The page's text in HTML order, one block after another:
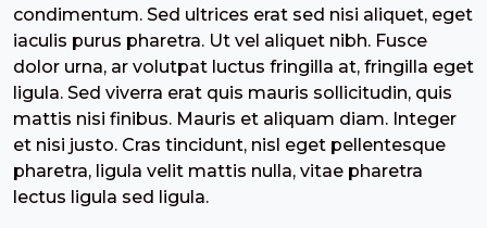
condimentum. Sed ultrices erat sed nisi aliquet, eget
iaculis purus pharetra. Ut vel aliquet nibh. Fusce
dolor urna, ar volutpat luctus fringilla at, fringilla eget
ligula. Sed viverra erat quis mauris sollicitudin, quis
mattis nisi finibus. Mauris et aliquam diam. Integer
et nisi justo. Cras tincidunt, nisl eget pellentesque
pharetra, ligula velit mattis nulla, vitae pharetra
lectus ligula sed ligula.